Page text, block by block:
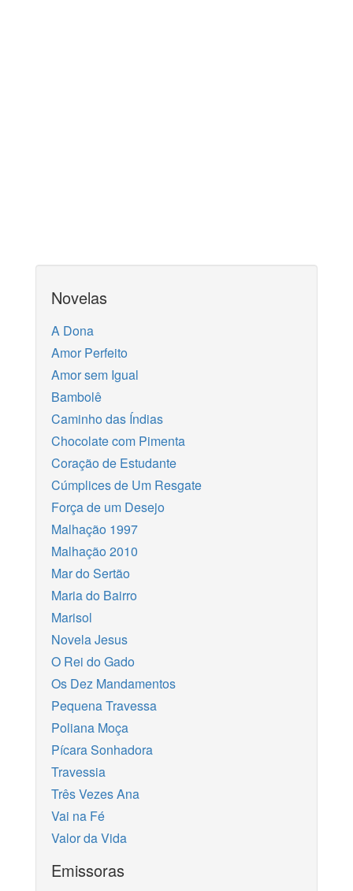
Novelas
A Dona
Amor Perfeito
Amor sem Igual
Bambolê
Caminho das Índias
Chocolate com Pimenta
Coração de Estudante
Cúmplices de Um Resgate
Força de um Desejo
Malhação 1997
Malhação 2010
Mar do Sertão
Maria do Bairro
Marisol
Novela Jesus
O Rei do Gado
Os Dez Mandamentos
Pequena Travessa
Poliana Moça
Pícara Sonhadora
Travessia
Três Vezes Ana
Vai na Fé
Valor da Vida
Emissoras